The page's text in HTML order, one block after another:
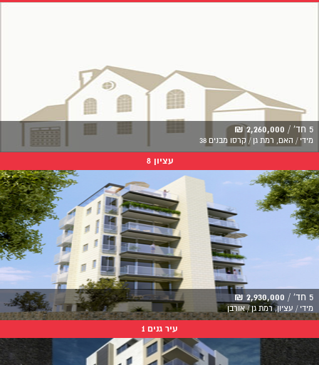
5 חד' / 2,260,000 ₪
מידי / האם, רמת גן / קרסו מבנים 38
עציון 8
5 חד' / 2,930,000 ₪
מידי / עציון, רמת גן / אורבן
עיר גנים 1